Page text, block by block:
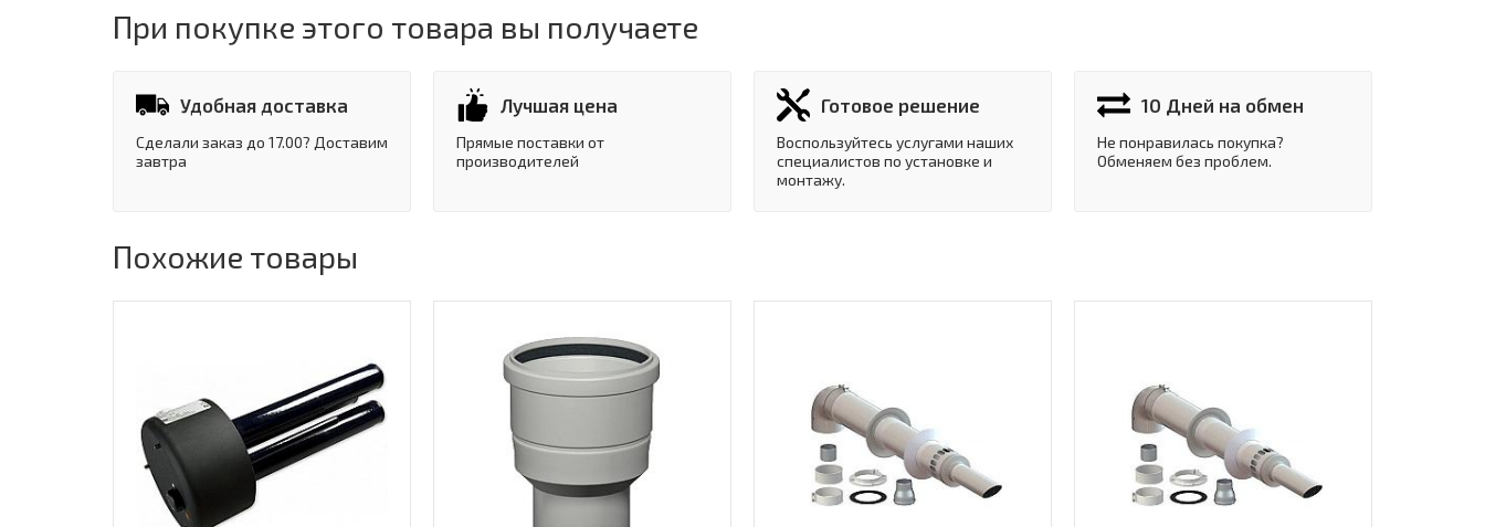
При покупке этого товара вы получаете
Удобная доставка
Сделали заказ до 17.00? Доставим
завтра
Лучшая цена
Прямые поставки от
производителей
Готовое решение
Воспользуйтесь услугами наших
специалистов по установке и
монтажу.
10 Дней на обмен
Не понравилась покупка?
Обменяем без проблем.
Похожие товары